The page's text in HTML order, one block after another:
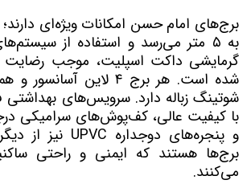
برج‌های امام حسن امکانات ویژه‌ای
به ۵ متر می‌رسد و استفاده از
گرمایشی داکت اسپلیت، موجب رضایت
شده است. هر برج ۴ لاین
شوتینگ زباله دارد. سرویس‌های بهداشتی
با کیفیت عالی، کف‌پوش‌های سرامیکی
و پنجره‌های دوجداره UPVC نیز از
برج‌ها هستند که ایمنی و راحتی
می‌کنند.